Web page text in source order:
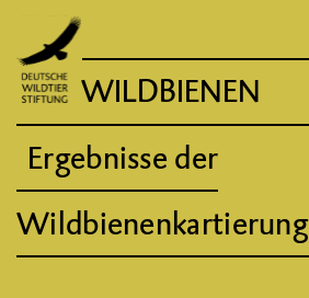
WILDBIENEN
Ergebnisse der